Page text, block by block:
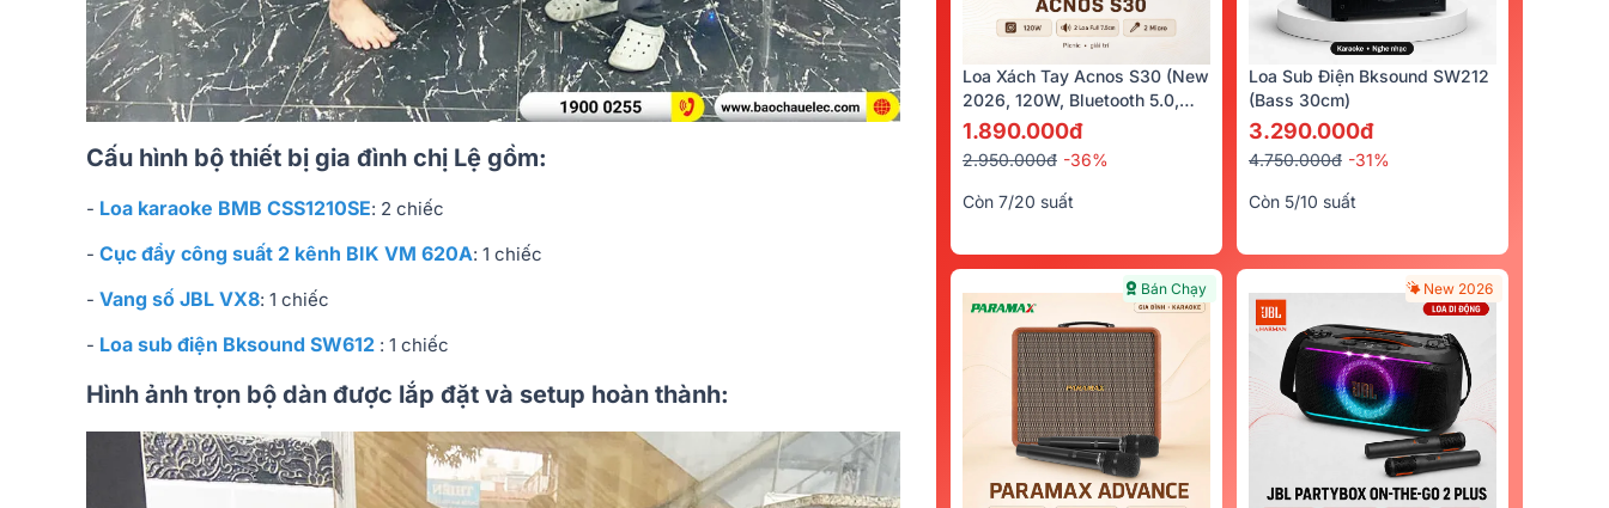
Cấu hình bộ thiết bị gia đình chị Lệ gồm:
- Loa karaoke BMB CSS1210SE: 2 chiếc
- Cục đẩy công suất 2 kênh BIK VM 620A: 1 chiếc
- Vang số JBL VX8: 1 chiếc
- Loa sub điện Bksound SW612 : 1 chiếc
Hình ảnh trọn bộ dàn được lắp đặt và setup hoàn thành:
Loa Xách Tay Acnos S30 (New
2026, 120W, Bluetooth 5.0,
Kèm 2 Tay Micro)
1.890.000đ
2.950.000đ -36%
Còn 7/20 suất
Loa Sub Điện Bksound SW212
(bass 30cm)
3.290.000đ
4.750.000đ -31%
Còn 5/10 suất
Bán Chạy New 2026